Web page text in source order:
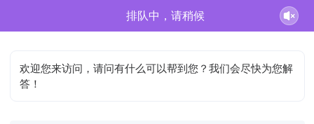
排队中，请稍候
欢迎您来访问，请问有什么可以帮到您？我们会尽快为您解
答！